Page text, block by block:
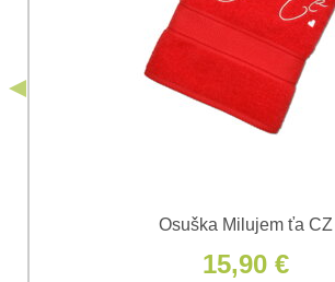
Osuška Milujem ťa CZ
15,90 €